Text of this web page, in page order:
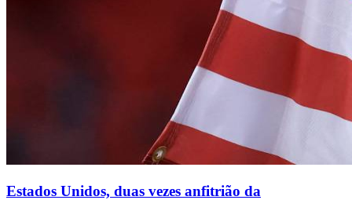
Estados Unidos, duas vezes anfitrião da